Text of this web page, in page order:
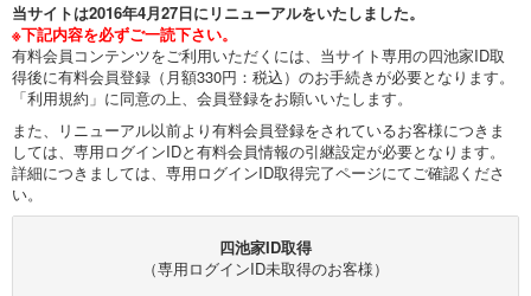
当サイトは2016年4月27日にリニューアルをいたしました。
※下記内容を必ずご一読下さい。
有料会員コンテンツをご利用いただくには、当サイト専用の四池家ID取
得後に有料会員登録（月額330円：税込）のお手続きが必要となります。
「利用規約」に同意の上、会員登録をお願いいたします。
また、リニューアル以前より有料会員登録をされているお客様につきま
しては、専用ログインIDと有料会員情報の引継設定が必要となります。
詳細につきましては、専用ログインID取得完了ページにてご確認くださ
い。
四池家ID取得
（専用ログインID未取得のお客様）